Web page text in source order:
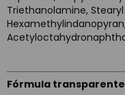
Triethanolamine,
Fórmula